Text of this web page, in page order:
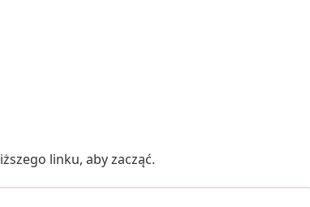
linku, aby zacząć.